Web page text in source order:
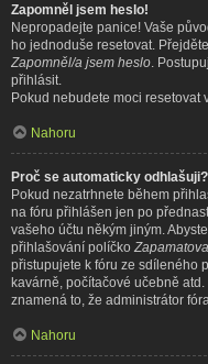
Zapomněl jsem heslo!
Nepropadejte panice! Vaše
ho jednoduše resetovat.
Zapomněl/a jsem heslo .
přihlásit.
Pokud nebudete moci resetovat
Nahoru
Proč se automaticky odhlašuji?
Pokud nezatrhnete během
na fóru přihlášen jen po
vašeho účtu někým jiným.
přihlašování políčko
přistupujete k fóru ze sdíleného
kavárně, počítačové učebně
znamená to, že administrátor
Nahoru